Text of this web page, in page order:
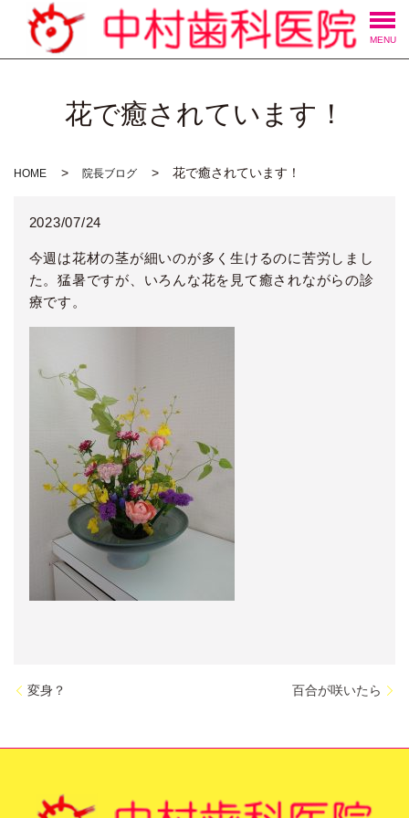
MENU
花で癒されています！
HOME 院長ブログ 花で癒されています！
2023/07/24
今週は花材の茎が細いのが多く生けるのに苦労しまし
た。猛暑ですが、いろんな花を見て癒されながらの診
療です。
変身？ 百合が咲いたら